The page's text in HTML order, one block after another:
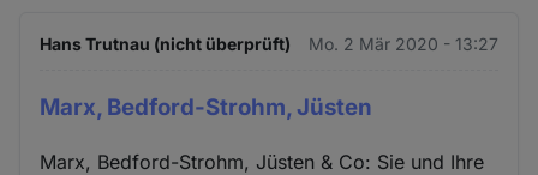
Hans Trutnau (nicht überprüft) Mo. 2 Mär 2020 - 13:27
Marx, Bedford-Strohm, Jüsten
Marx, Bedford-Strohm, Jüsten & Co: Sie und Ihre